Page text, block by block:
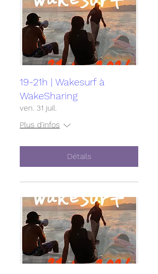
19-21h | Wakesurf à
WakeSharing
ven. 31 juil.
Plus d'infos
Détails